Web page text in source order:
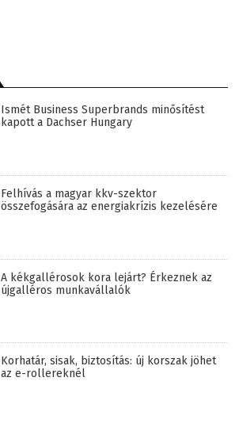
Ismét Business Superbrands minősítést
kapott a Dachser Hungary
Felhívás a magyar kkv-szektor
összefogására az energiakrízis kezelésére
A kékgallérosok kora lejárt? Érkeznek az
újgalléros munkavállalók
Korhatár, sisak, biztosítás: új korszak jöhet
az e-rollereknél